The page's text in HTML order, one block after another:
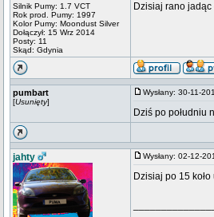
Silnik Pumy: 1.7 VCT
Rok prod. Pumy: 1997
Kolor Pumy: Moondust Silver
Dołączył: 15 Wrz 2014
Posty: 11
Skąd: Gdynia
Dzisiaj rano
pumbart
[Usunięty]
Wysłany: 30-11-
Dziś po południu
jahty Wysłany: 02-12-
Dzisiaj po 15